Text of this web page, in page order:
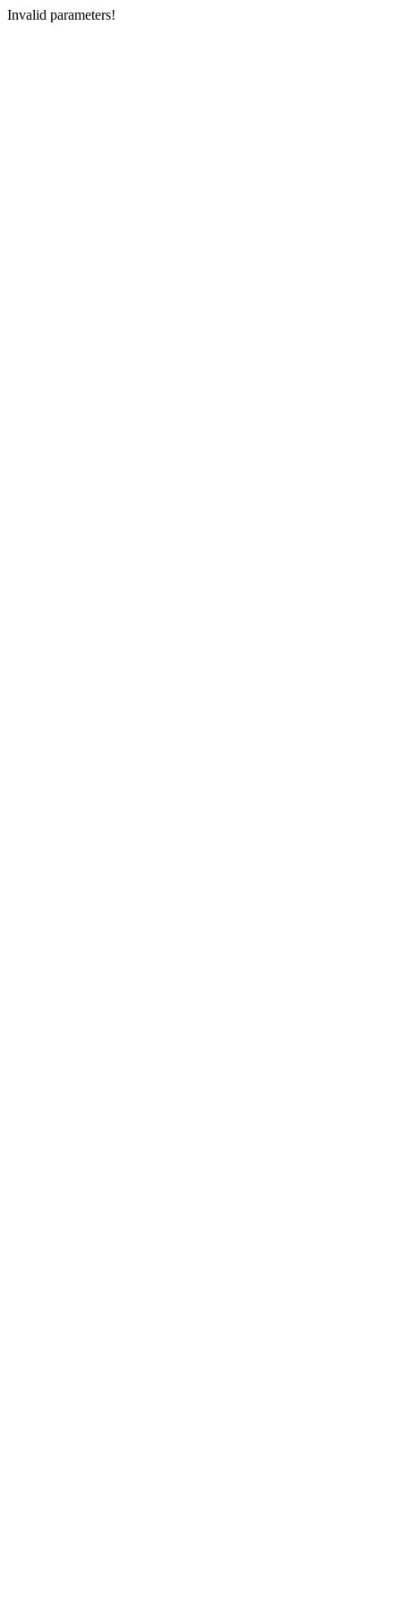
Invalid parameters!